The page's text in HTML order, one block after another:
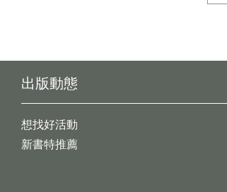
出版動態
想找好活動
新書特推薦